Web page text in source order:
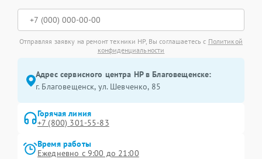
Отправляя заявку на ремонт техники HP, Вы соглашаетесь с Политикой
конфиденциальности
Адрес сервисного центра HP в Благовещенске:
г. Благовещенск, ул. Шевченко, 85
Горячая линия
+7 (800) 301-55-83
Время работы
Ежедневно с 9:00 до 21:00